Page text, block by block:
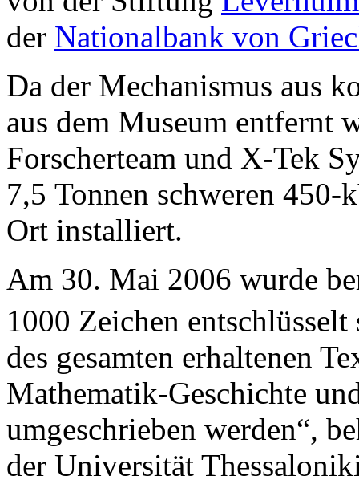
der Nationalbank von
Da der Mechanismus aus
aus dem Museum entfernt
Forscherteam und X-Tek
7,5 Tonnen schweren
Ort installiert.
Am 30. Mai 2006 wurde
1000 Zeichen entschlüsselt
des gesamten erhaltenen
Mathematik-Geschichte
umgeschrieben werden“,
der Universität